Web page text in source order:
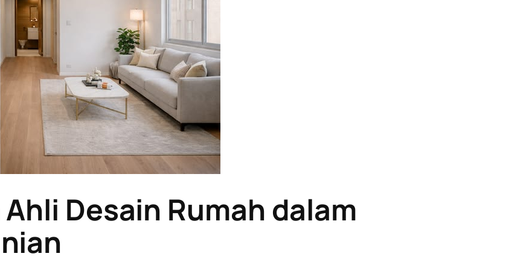
Desain Rumah dalam